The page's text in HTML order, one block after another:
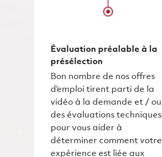
Évaluation préalable à la
présélection
Bon nombre de nos offres
d’emploi tirent parti de la
vidéo à la demande et / ou
des évaluations techniques
pour vous aider à
déterminer comment votre
expérience est liée aux